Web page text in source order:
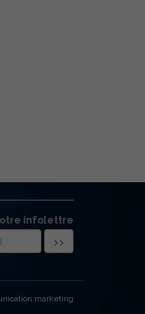
infolettre
marketing